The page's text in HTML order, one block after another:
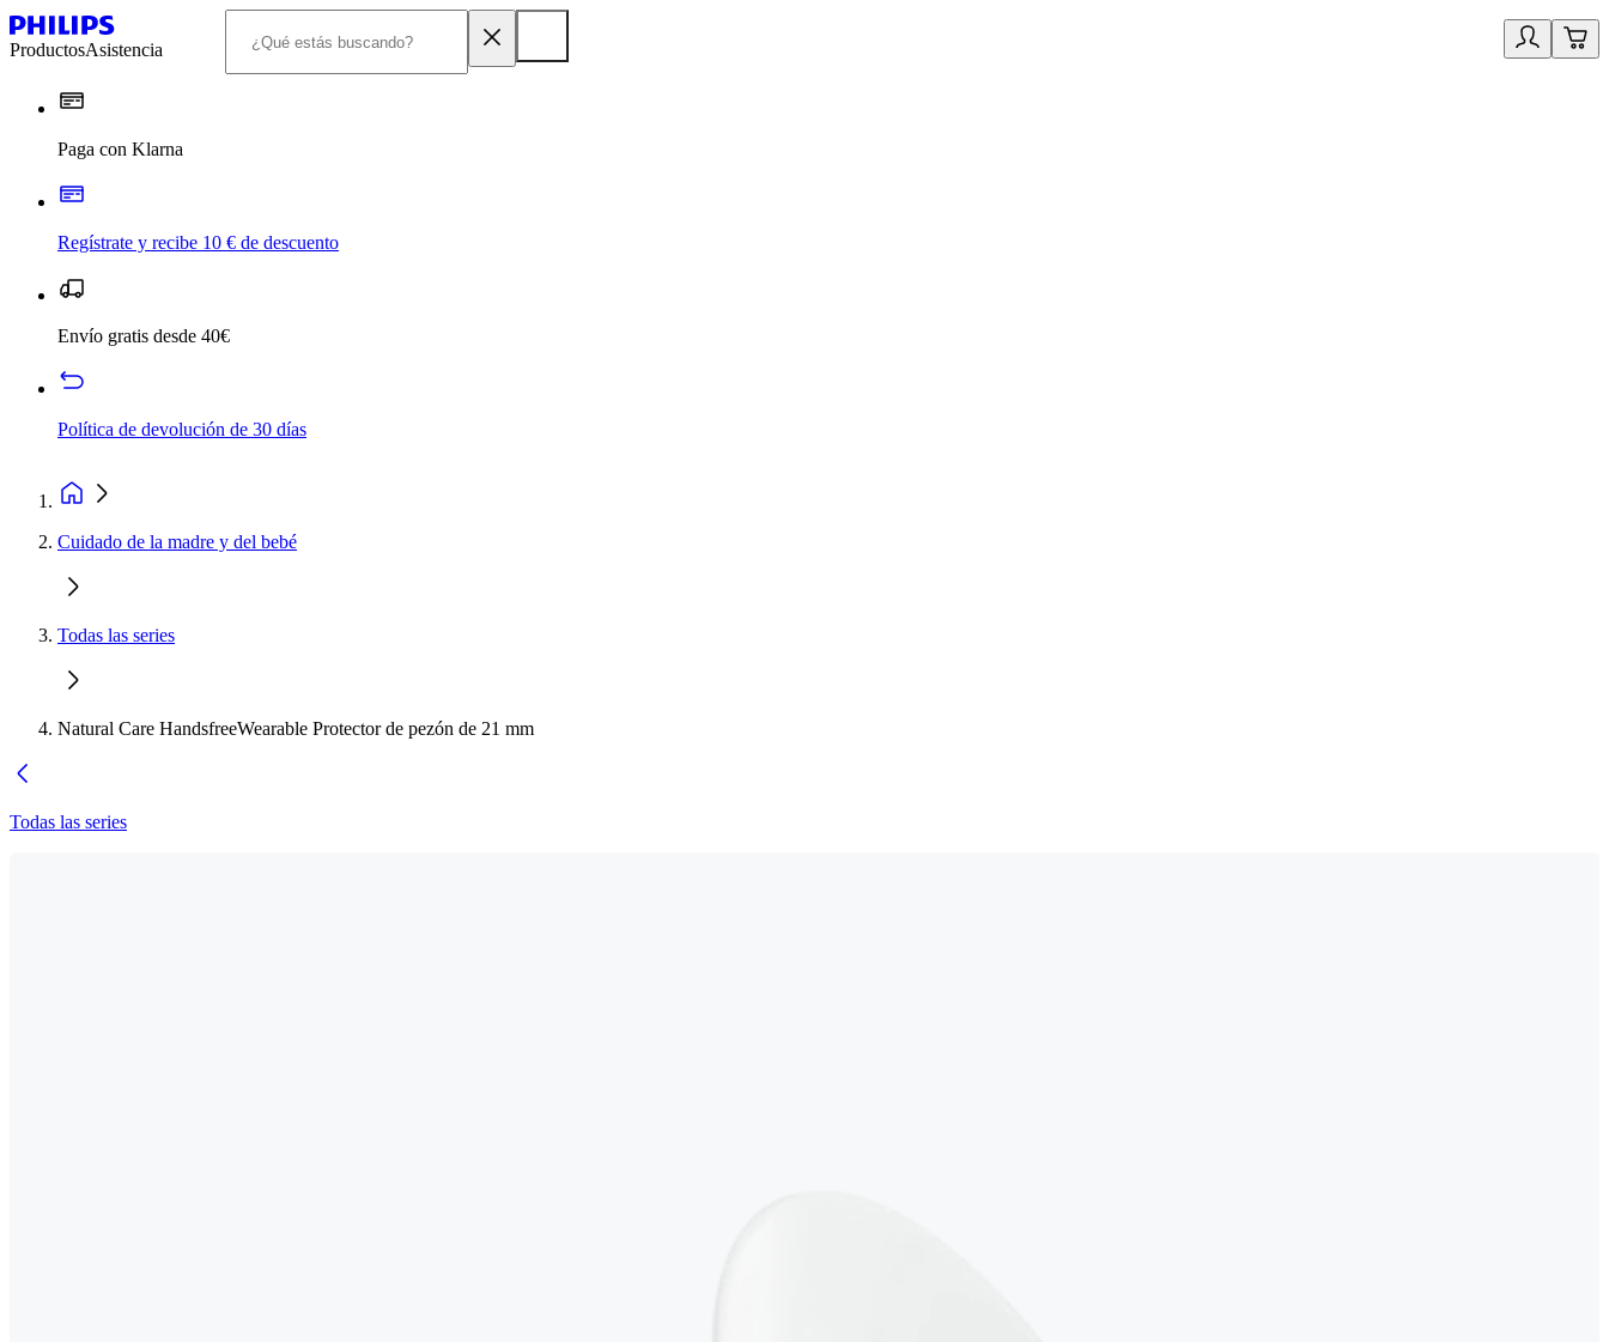
ProductosAsistencia
Paga con Klarna
Regístrate y recibe 10 € de descuento
Envío gratis desde 40€
Política de devolución de 30 días
Cuidado de la madre y del bebé
Todas las series
Natural Care HandsfreeWearable Protector de pezón de 21 mm
Todas las series